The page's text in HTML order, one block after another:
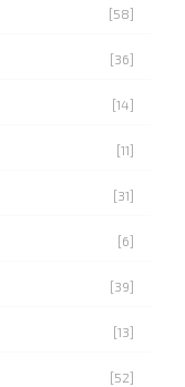
[58]
[36]
[14]
[11]
[31]
[6]
[39]
[13]
[52]